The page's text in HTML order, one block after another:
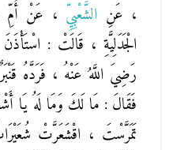
، عَنِ الشَّعْبِيِّ ، عَنْ
الْجَدَلِيَّةِ ، قَالَتْ :
رَضِيَ اللَّهُ عَنْهُ ، فَرَدَّهُ
فَقَالَ : مَا لَكَ وَمَا لَهُ يَا
تَمَرَّسْتَ ، اقْشَعَرَّتْ